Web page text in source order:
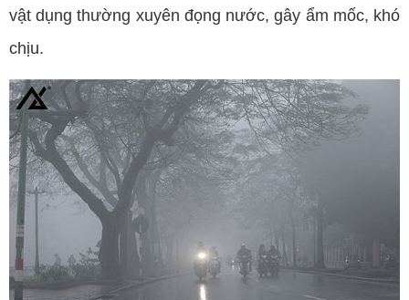
vật dụng thường xuyên đọng nước, gây ẩm mốc, khó
chịu.